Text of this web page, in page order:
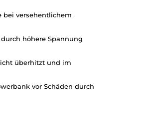
bei versehentlichem
höhere Spannung
überhitzt und im
vor Schäden durch